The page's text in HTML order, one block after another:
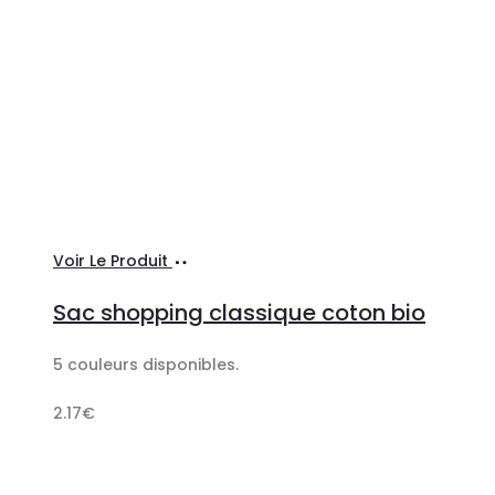
Voir Le Produit
options
Sac shopping classique coton bio
5 couleurs disponibles.
2.17€